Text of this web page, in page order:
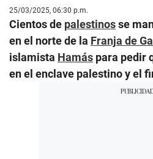
25/03/2025, 06:30 p.m.
Cientos de palestinosse
en el norte de la Franja de
islamista Hamás para pedir
en el enclave palestino y el